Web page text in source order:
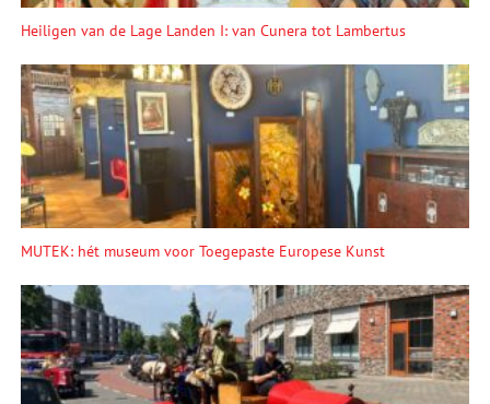
Heiligen van de Lage Landen I: van Cunera tot Lambertus
MUTEK: hét museum voor Toegepaste Europese Kunst